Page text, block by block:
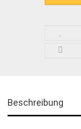
Beschreibung